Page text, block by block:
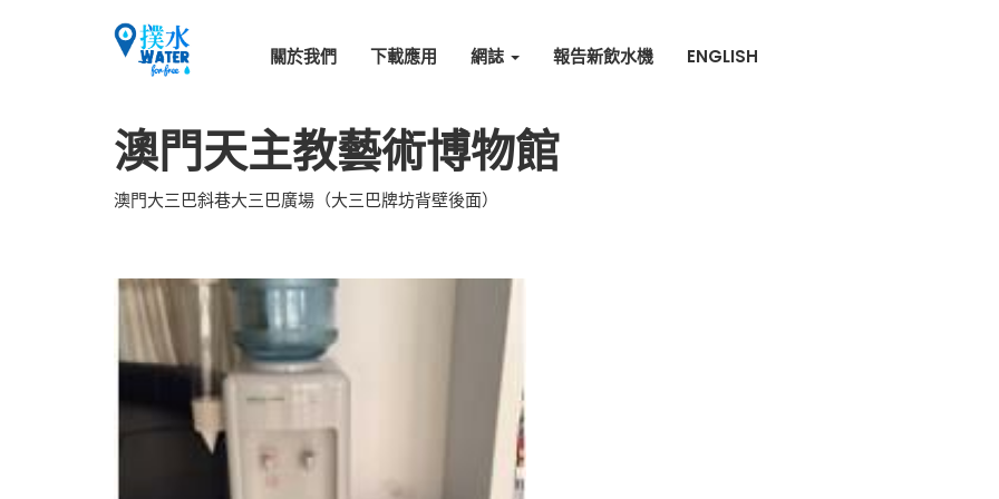
關於我們 下載應用 網誌 報告新飲水機 ENGLISH
澳門天主教藝術博物館
澳門大三巴斜巷大三巴廣場（大三巴牌坊背壁後面）